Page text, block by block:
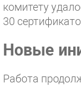
комитету
30
Новые
Работа